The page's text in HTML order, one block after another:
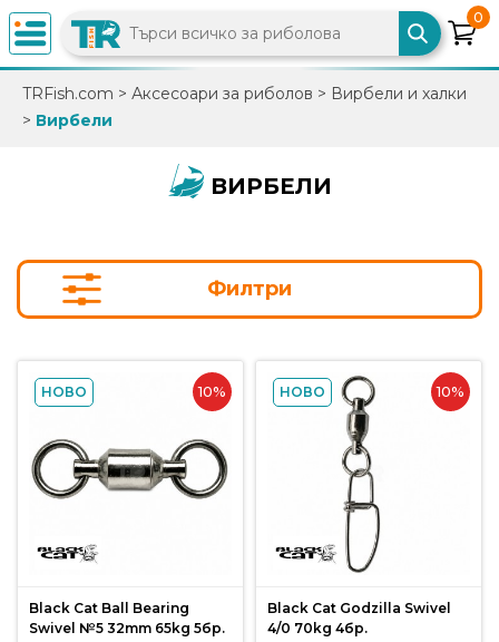
×
0882
Вход
Промоции
Нови
и
0
TRFish.com > Аксесоари за риболов > Вирбели и халки
> Вирбели
ВИРБЕЛИ
Филтри
НОВО 10%
Black Cat Ball Bearing
Swivel №5 32mm 65kg 5бр.
НОВО 10%
Black Cat Godzilla Swivel
4/0 70kg 4бр.